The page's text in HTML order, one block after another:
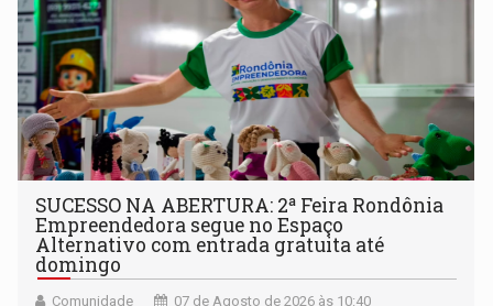
SUCESSO NA ABERTURA: 2ª Feira Rondônia
Empreendedora segue no Espaço
Alternativo com entrada gratuita até
domingo
Comunidade 07 de Agosto de 2026 às 10:40